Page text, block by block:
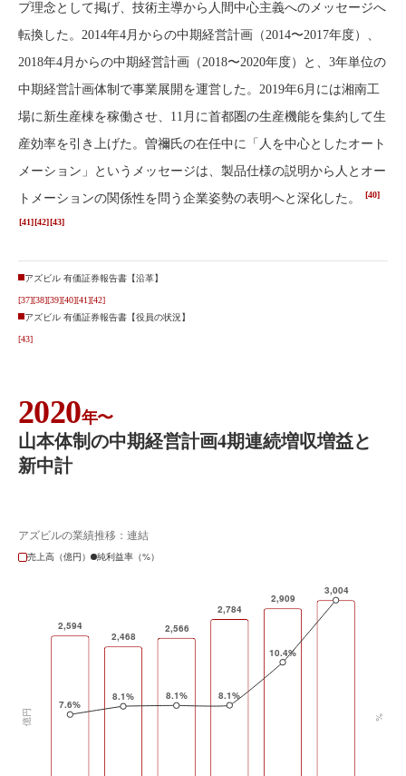
プ理念として掲げ、技術主導から人間中心主義へのメッセージへ
転換した。2014年4月からの中期経営計画（2014〜2017年度）、
2018年4月からの中期経営計画（2018〜2020年度）と、3年単位の
中期経営計画体制で事業展開を運営した。2019年6月には湘南工
場に新生産棟を稼働させ、11月に首都圏の生産機能を集約して生
産効率を引き上げた。曽禰氏の在任中に「人を中心としたオート
メーション」というメッセージは、製品仕様の説明から人とオー
トメーションの関係性を問う企業姿勢の表明へと深化した。
[40]
[41][42][43]
アズビル 有価証券報告書【沿革】
[37][38][39][40][41][42]
アズビル 有価証券報告書【役員の状況】
[43]
2020年〜
山本体制の中期経営計画4期連続増収増益と
新中計
アズビルの業績推移：連結
売上高（億円）
純利益率（%）